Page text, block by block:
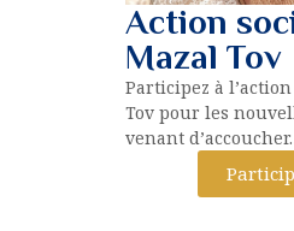
Action
Mazal Tov
Participez à
Tov pour les
venant